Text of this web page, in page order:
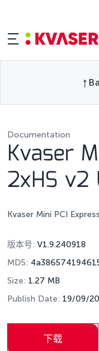
Documentation
Kvaser
2xHS v2
Kvaser Mini PCI
版本号: V1.9.240918
MD5:
Size: 1.27 MB
Publish Date: 19/09/
下载